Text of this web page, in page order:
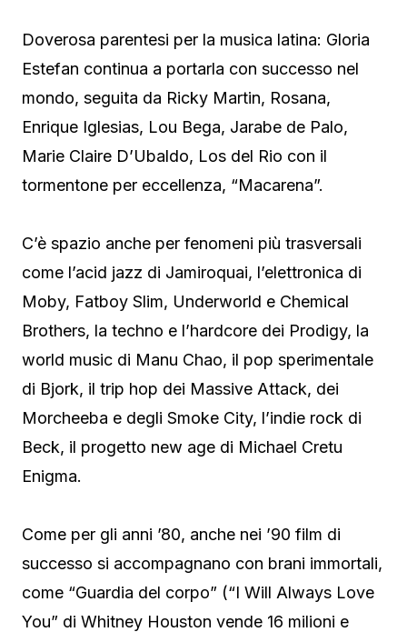
Doverosa parentesi per la musica latina: Gloria
Estefan continua a portarla con successo nel
mondo, seguita da Ricky Martin, Rosana,
Enrique Iglesias, Lou Bega, Jarabe de Palo,
Marie Claire D’Ubaldo, Los del Rio con il
tormentone per eccellenza, “Macarena”.
C’è spazio anche per fenomeni più trasversali
come l’acid jazz di Jamiroquai, l’elettronica di
Moby, Fatboy Slim, Underworld e Chemical
Brothers, la techno e l’hardcore dei Prodigy, la
world music di Manu Chao, il pop sperimentale
di Bjork, il trip hop dei Massive Attack, dei
Morcheeba e degli Smoke City, l’indie rock di
Beck, il progetto new age di Michael Cretu
Enigma.
Come per gli anni ’80, anche nei ’90 film di
successo si accompagnano con brani immortali,
come “Guardia del corpo” (“I Will Always Love
You” di Whitney Houston vende 16 milioni e